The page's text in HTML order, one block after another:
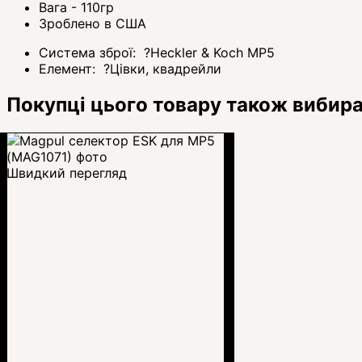
Вага - 110гр
Зроблено в США
Система зброї: ?Heckler & Koch MP5
Елемент: ?Цівки, квадрейли
Покупці цього товару також
Швидкий перегляд